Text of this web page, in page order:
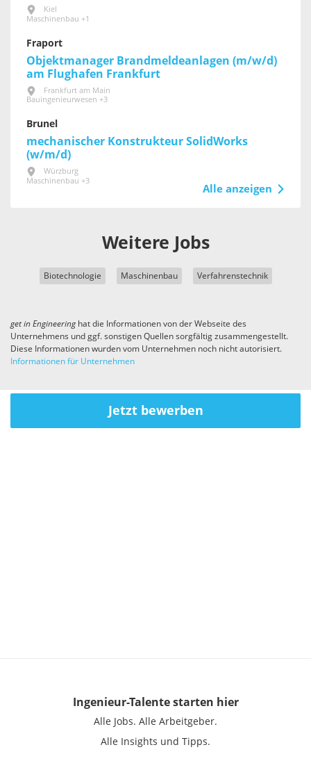
Kiel
Maschinenbau +1
Fraport
Objektmanager Brandmeldeanlagen (m/w/d)
am Flughafen Frankfurt
Frankfurt am Main
Bauingenieurwesen +3
Brunel
mechanischer Konstrukteur SolidWorks
(w/m/d)
Würzburg
Maschinenbau +3
Alle anzeigen
Weitere Jobs
Biotechnologie Maschinenbau Verfahrenstechnik
get in Engineeringhat die Informationen von der Webseite des
Unternehmens und ggf. sonstigen Quellen sorgfältig zusammengestellt.
Diese Informationen wurden vom Unternehmen noch nicht autorisiert.
Informationen für Unternehmen
Jetzt bewerben
Ingenieur-Talentestarten hier
Alle Jobs. Alle Arbeitgeber.
Alle Insights und Tipps.